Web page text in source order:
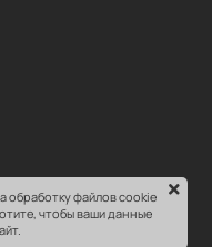
обработку файлов cookie
чтобы ваши данные